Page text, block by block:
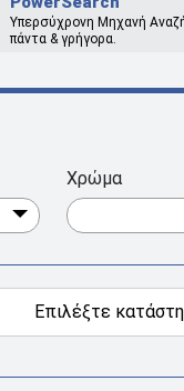
Υπερσύχρονη Μηχανή
πάντα & γρήγορα.
Χρώμα